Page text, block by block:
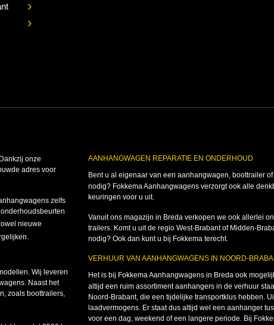
onze
adres voor
zelfs
nieuwe
Wij leveren
Naast het
zoals boottrailers,
AANHANGWAGEN REPARATIE EN ONDERHOUD
Bent u al eigenaar van een aanhangwagen, boottrailer
nodig? Fokkema Aanhangwagens verzorgt ook alle
keuringen voor u uit.
Vanuit ons magazijn in Breda verkopen we ook allerlei
trailers. Komt u uit de regio West-Brabant of Midden-
nodig? Ook dan kunt u bij Fokkema terecht.
VERHUUR VAN AANHANGWAGENS IN NOORD-
Het is bij Fokkema Aanhangwagens in Breda ook
altijd een ruim assortiment aanhangers in de verhuur
Noord-Brabant, die een tijdelijke transportklus hebben.
laadvermogens. Er staat dus altijd wel een aanhanger
voor een dag, weekend of een langere periode. Bij